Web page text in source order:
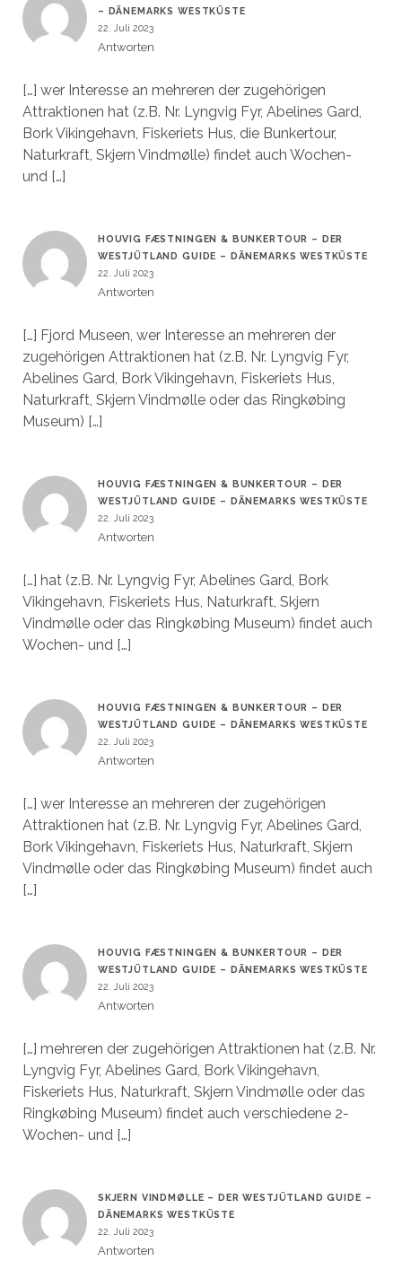
– DÄNEMARKS WESTKÜSTE
22. Juli 2023
Antworten
[…] wer Interesse an mehreren der zugehörigen
Attraktionen hat (z.B. Nr. Lyngvig Fyr, Abelines Gard,
Bork Vikingehavn, Fiskeriets Hus, die Bunkertour,
Naturkraft, Skjern Vindmølle) findet auch Wochen-
und […]
HOUVIG FÆSTNINGEN & BUNKERTOUR – DER
WESTJÜTLAND GUIDE – DÄNEMARKS WESTKÜSTE
22. Juli 2023
Antworten
[…] Fjord Museen, wer Interesse an mehreren der
zugehörigen Attraktionen hat (z.B. Nr. Lyngvig Fyr,
Abelines Gard, Bork Vikingehavn, Fiskeriets Hus,
Naturkraft, Skjern Vindmølle oder das Ringkøbing
Museum) […]
HOUVIG FÆSTNINGEN & BUNKERTOUR – DER
WESTJÜTLAND GUIDE – DÄNEMARKS WESTKÜSTE
22. Juli 2023
Antworten
[…] hat (z.B. Nr. Lyngvig Fyr, Abelines Gard, Bork
Vikingehavn, Fiskeriets Hus, Naturkraft, Skjern
Vindmølle oder das Ringkøbing Museum) findet auch
Wochen- und […]
HOUVIG FÆSTNINGEN & BUNKERTOUR – DER
WESTJÜTLAND GUIDE – DÄNEMARKS WESTKÜSTE
22. Juli 2023
Antworten
[…] wer Interesse an mehreren der zugehörigen
Attraktionen hat (z.B. Nr. Lyngvig Fyr, Abelines Gard,
Bork Vikingehavn, Fiskeriets Hus, Naturkraft, Skjern
Vindmølle oder das Ringkøbing Museum) findet auch
[…]
HOUVIG FÆSTNINGEN & BUNKERTOUR – DER
WESTJÜTLAND GUIDE – DÄNEMARKS WESTKÜSTE
22. Juli 2023
Antworten
[…] mehreren der zugehörigen Attraktionen hat (z.B. Nr.
Lyngvig Fyr, Abelines Gard, Bork Vikingehavn,
Fiskeriets Hus, Naturkraft, Skjern Vindmølle oder das
Ringkøbing Museum) findet auch verschiedene 2-
Wochen- und […]
SKJERN VINDMØLLE – DER WESTJÜTLAND GUIDE –
DÄNEMARKS WESTKÜSTE
22. Juli 2023
Antworten